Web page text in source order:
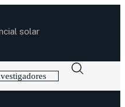
solar